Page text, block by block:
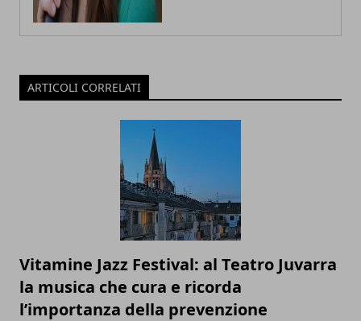
ARTICOLI CORRELATI
Vitamine Jazz Festival: al Teatro Juvarra
la musica che cura e ricorda
l’importanza della prevenzione